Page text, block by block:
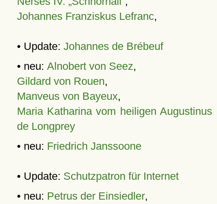
Johannes Franziskus Lefranc,
• Update: Johannes de Brébeuf
• neu: Alnobert von Seez,
Gildard von Rouen,
Manveus von Bayeux,
Maria Katharina vom heiligen Augustinus
de Longprey
• neu: Friedrich Janssoone
• Update: Schutzpatron für Internet
• neu: Petrus der Einsiedler,